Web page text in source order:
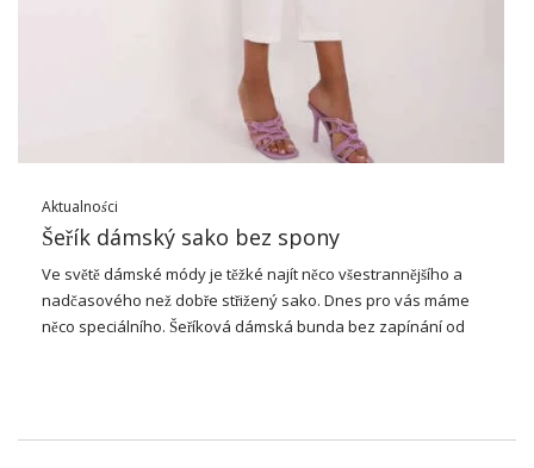
Aktualności
Šeřík dámský sako bez spony
Ve světě dámské módy je těžké najít něco všestrannějšího a
nadčasového než dobře střižený sako. Dnes pro vás máme
něco speciálního. Šeříková dámská bunda bez zapínání od
dámským sakem bez zapínání